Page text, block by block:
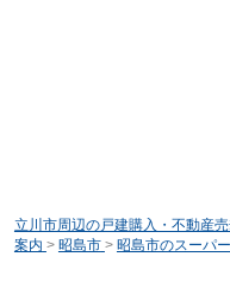
立川市周辺の戸建購入・不動産
案内 > 昭島市 > 昭島市のスーパー